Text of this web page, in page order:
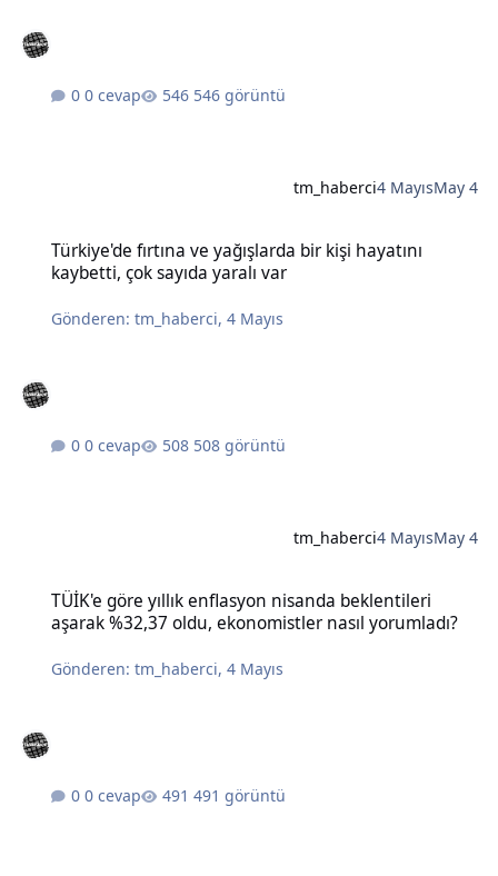
0 cevap 546 görüntü
tm_haberci4 MayısMay 4
Türkiye'de fırtına ve yağışlarda bir kişi hayatını
kaybetti, çok sayıda yaralı var
Gönderen:tm_haberci,4 Mayıs
0 cevap 508 görüntü
tm_haberci4 MayısMay 4
TÜİK'e göre yıllık enflasyon nisanda beklentileri
aşarak %32,37 oldu, ekonomistler nasıl yorumladı?
Gönderen:tm_haberci,4 Mayıs
0 cevap 491 görüntü